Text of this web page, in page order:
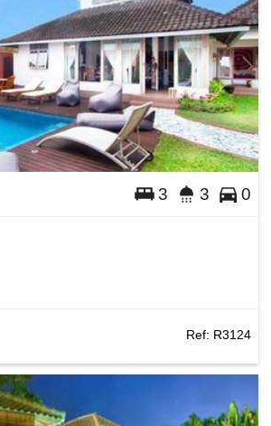
3 3 0
Ref: R3124